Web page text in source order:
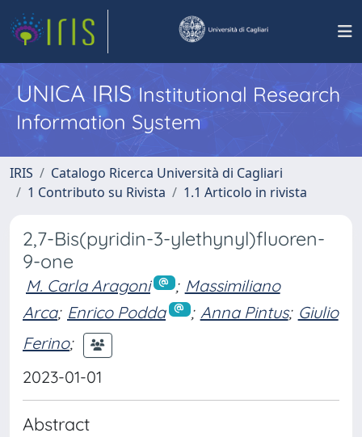
UNICA IRISInstitutional Research
Information System
IRIS
Catalogo Ricerca Università di Cagliari
1 Contributo su Rivista
1.1 Articolo in rivista
2,7-Bis(pyridin-3-ylethynyl)fluoren-
9-one
M. Carla Aragoni ; Massimiliano
Arca; Enrico Podda ; Anna Pintus; Giulio
Ferino;
2023-01-01
Abstract